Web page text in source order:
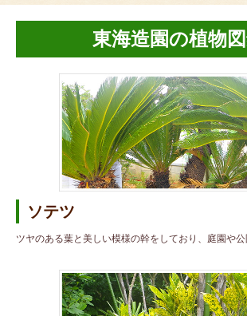
東海造園の植物
ソテツ
ツヤのある葉と美しい模様の幹をしており、庭園や公